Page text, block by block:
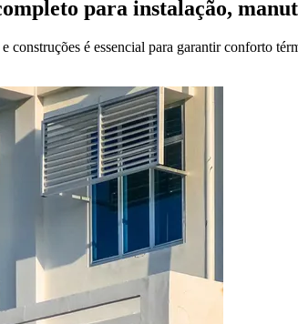
para instalação,
construções é essencial para garantir conforto